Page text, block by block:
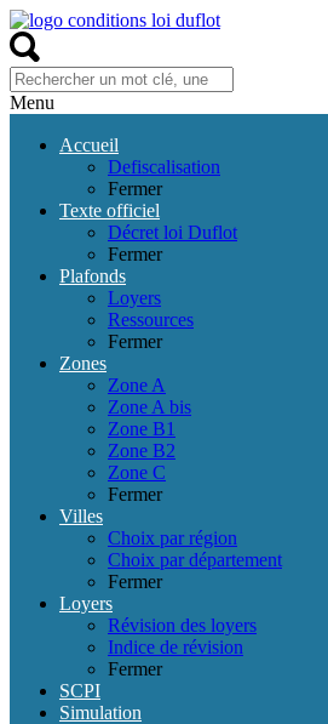
Menu
Accueil
Defiscalisation
Fermer
Texte officiel
Décret loi Duflot
Fermer
Plafonds
Loyers
Ressources
Fermer
Zones
Zone A
Zone A bis
Zone B1
Zone B2
Zone C
Fermer
Villes
Choix par région
Choix par département
Fermer
Loyers
Révision des loyers
Indice de révision
Fermer
SCPI
Simulation